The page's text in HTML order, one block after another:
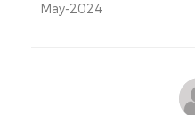
May-2024